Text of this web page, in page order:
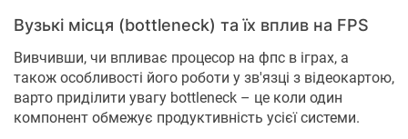
Вузькі місця (bottleneck) та їх вплив на FPS
Вивчивши, чи впливає процесор на фпс в іграх, а
також особливості його роботи у зв'язці з відеокартою,
варто приділити увагу bottleneck – це коли один
компонент обмежує продуктивність усієї системи.